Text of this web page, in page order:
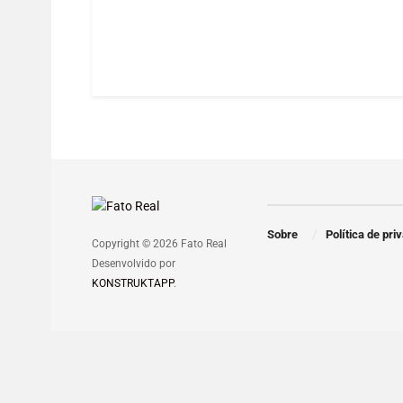
Copyright © 2026 Fato Real
Desenvolvido por
KONSTRUKTAPP.
Sobre Política de